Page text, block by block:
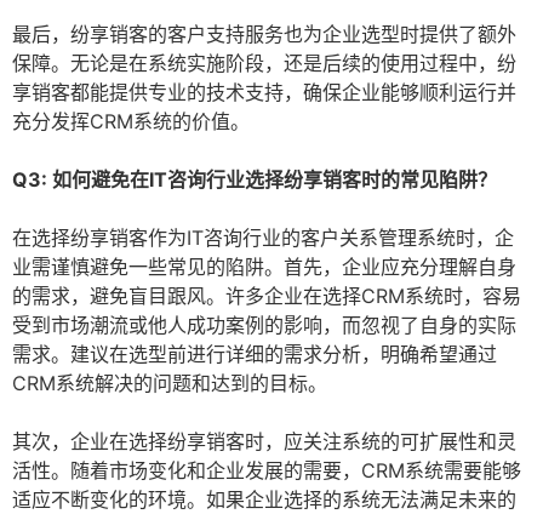
最后，纷享销客的客户支持服务也为企业选型时提供了额外
保障。无论是在系统实施阶段，还是后续的使用过程中，纷
享销客都能提供专业的技术支持，确保企业能够顺利运行并
充分发挥CRM系统的价值。
Q3: 如何避免在IT咨询行业选择纷享销客时的常见陷阱？
在选择纷享销客作为IT咨询行业的客户关系管理系统时，企
业需谨慎避免一些常见的陷阱。首先，企业应充分理解自身
的需求，避免盲目跟风。许多企业在选择CRM系统时，容易
受到市场潮流或他人成功案例的影响，而忽视了自身的实际
需求。建议在选型前进行详细的需求分析，明确希望通过
CRM系统解决的问题和达到的目标。
其次，企业在选择纷享销客时，应关注系统的可扩展性和灵
活性。随着市场变化和企业发展的需要，CRM系统需要能够
适应不断变化的环境。如果企业选择的系统无法满足未来的